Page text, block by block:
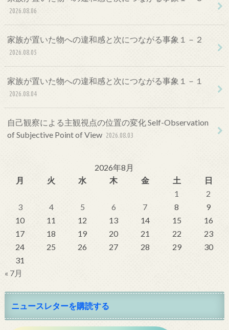
2026.08.06
家族が置いた物への違和感と次につながる事象１－２
2026.08.05
家族が置いた物への違和感と次につながる事象１－１
2026.08.04
自己観察による主観視点の位置の変化 Self-Observation
of Subjective Point of View 2026.08.03
2026年8月
月
火 水 木 金 土
日
1
2
3
4 5 6 7 8
9
10
11 12 13 14 15
16
17
18 19 20 21 22
23
24
25 26 27 28 29
30
31
« 7月
ニュースレターを購読する